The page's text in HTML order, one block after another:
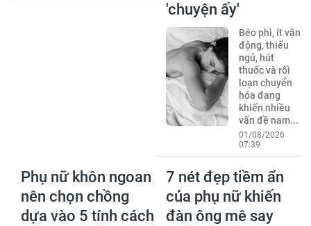
'chuyện ấy'
Béo phì, ít vận
động, thiếu
ngủ, hút
thuốc và rối
loạn chuyển
hóa đang
khiến nhiều
vấn đề nam...
01/08/2026
07:39
Phụ nữ khôn ngoan
nên chọn chồng
dựa vào 5 tính cách
7 nét đẹp tiềm ẩn
của phụ nữ khiến
đàn ông mê say